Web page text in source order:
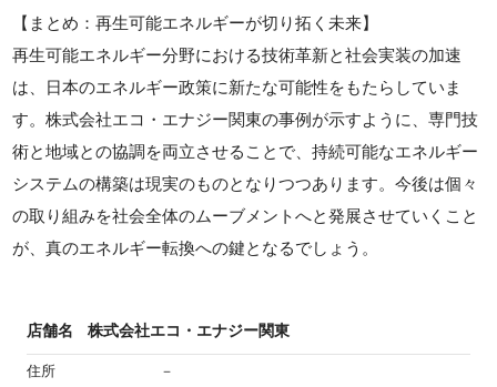
【まとめ：再生可能エネルギーが切り拓く未来】
再生可能エネルギー分野における技術革新と社会実装の加速
は、日本のエネルギー政策に新たな可能性をもたらしていま
す。株式会社エコ・エナジー関東の事例が示すように、専門技
術と地域との協調を両立させることで、持続可能なエネルギー
システムの構築は現実のものとなりつつあります。今後は個々
の取り組みを社会全体のムーブメントへと発展させていくこと
が、真のエネルギー転換への鍵となるでしょう。
店舗名 株式会社エコ・エナジー関東
住所 －